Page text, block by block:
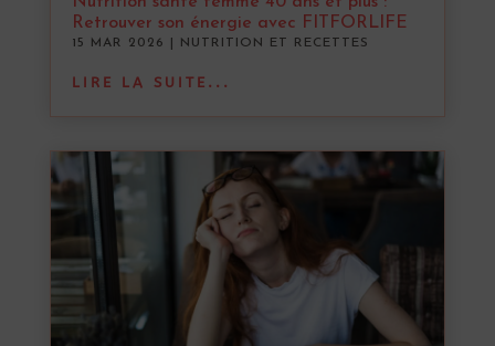
Retrouver son énergie avec FITFORLIFE
15 MAR 2026 NUTRITION ET RECETTES
LIRE LA SUITE...